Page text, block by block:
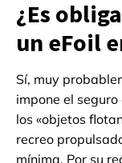
¿Es
un eFoil
Sí, muy
impone el
los «objetos
recreo
mínima. Por su